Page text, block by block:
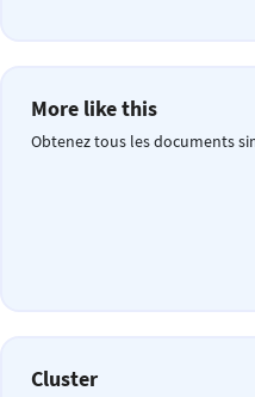
More like this
Obtenez tous les documents
Cluster